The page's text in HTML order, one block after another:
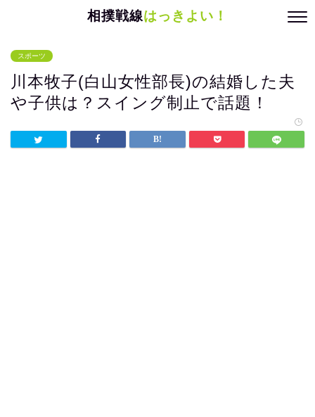
相撲戦線はっきよい！
スポーツ
川本牧子(白山女性部長)の結婚した夫
や子供は？スイング制止で話題！